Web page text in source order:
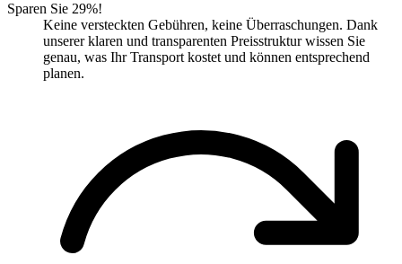
Sparen Sie 29%!
Keine versteckten Gebühren, keine Überraschungen. Dank
unserer klaren und transparenten Preisstruktur wissen Sie
genau, was Ihr Transport kostet und können entsprechend
planen.